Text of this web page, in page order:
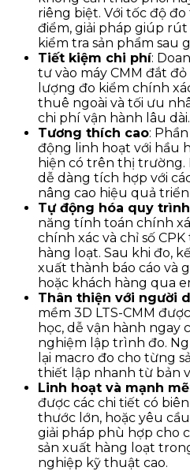
riêng biệt. Với tốc độ
điểm, giải pháp giúp
kiểm tra sản phẩm sau
Tiết kiệm chi phí:
tư vào máy CMM đắt
lượng đo kiểm chính
thuê ngoài và tối ưu
chi phí vận hành lâu dài.
Tương thích cao:
động linh hoạt với hầu
hiện có trên thị trường.
dễ dàng tích hợp với
nâng cao hiệu quả
Tự động hóa quy
năng tính toán chính
chính xác và chỉ số
hàng loạt. Sau khi đo,
xuất thành báo cáo và
hoặc khách hàng qua
Thân thiện với người
mềm 3D LTS-CMM
học, dễ vận hành ngay
nghiệm lập trình đo.
lại macro đo cho từng
thiết lập nhanh từ bản
Linh hoạt và mạnh mẽ
được các chi tiết có
thước lớn, hoặc yêu
giải pháp phù hợp cho
sản xuất hàng loạt
nghiệp kỹ thuật cao.